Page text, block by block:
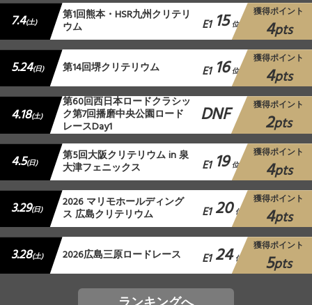
7.4(土) 第1回熊本・HSR九州クリテリ
ウム E1 15 位
獲得ポイント
4pts
5.24(日) 第14回堺クリテリウム E1 16 位
獲得ポイント
4pts
4.18(土)
第60回西日本ロードクラシッ
ク第7回播磨中央公園ロード
レースDay1 DNF 獲得ポイント
2pts
4.5(日) 第5回大阪クリテリウム in 泉
大津フェニックス E1 19 位
獲得ポイント
4pts
3.29(日) 2026 マリモホールディング
ス 広島クリテリウム E1 20 位
獲得ポイント
4pts
3.28(土) 2026広島三原ロードレース E1 24 位
獲得ポイント
5pts
ランキングへ